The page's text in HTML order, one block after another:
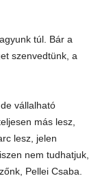
túl. Bár a
szenvedtünk, a
vállalható
más lesz,
lesz, jelen
nem tudhatjuk,
Pellei Csaba.